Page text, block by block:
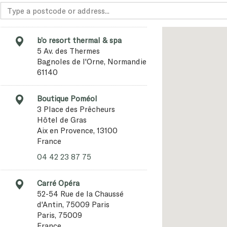
b’o resort thermal & spa
5 Av. des Thermes
Bagnoles de l'Orne, Normandie
61140
Boutique Poméol
3 Place des Prêcheurs
Hôtel de Gras
Aix en Provence, 13100
France
04 42 23 87 75
Carré Opéra
52-54 Rue de la Chaussé
d'Antin, 75009 Paris
Paris, 75009